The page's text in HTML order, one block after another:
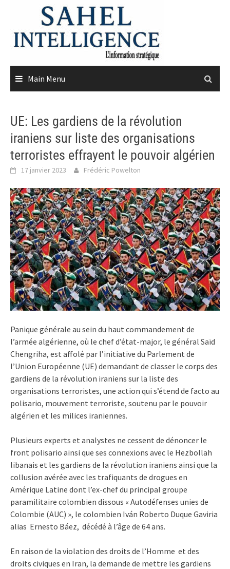
content
Main Menu
UE: Les gardiens de la révolution
iraniens sur liste des organisations
terroristes effrayent le pouvoir algérien
17 janvier 2023 Frédéric Powelton
Panique générale au sein du haut commandement de
l’armée algérienne, où le chef d’état-major, le général Saïd
Chengriha, est affolé par l’initiative du Parlement de
l’Union Européenne (UE) demandant de classer le corps des
gardiens de la révolution iraniens sur la liste des
organisations terroristes, une action qui s’étend de facto au
polisario, mouvement terroriste, soutenu par le pouvoir
algérien et les milices iraniennes.
Plusieurs experts et analystes ne cessent de dénoncer le
front polisario ainsi que ses connexions avec le Hezbollah
libanais et les gardiens de la révolution iraniens ainsi que la
collusion avérée avec les trafiquants de drogues en
Amérique Latine dont l’ex-chef du principal groupe
paramilitaire colombien dissous « Autodéfenses unies de
Colombie (AUC) », le colombien Iván Roberto Duque Gaviria
alias Ernesto Báez, décédé à l’âge de 64 ans.
En raison de la violation des droits de l’Homme et des
droits civiques en Iran, la demande de mettre les gardiens